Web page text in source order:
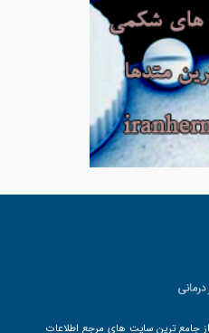
جامع ترین سایت های مرجع اطلاعات